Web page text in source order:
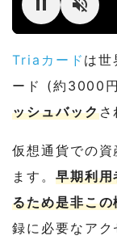
Triaカード は世
ード (約3000
ッシュバックさ
仮想通貨での資
ます。 早期利
るため是非こ
録に必要なアク